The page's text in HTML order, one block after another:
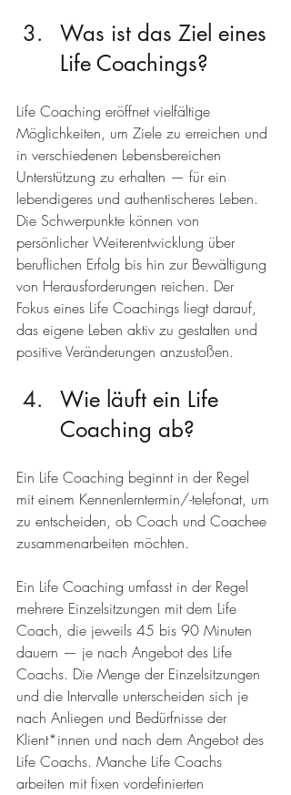
Was ist das Ziel eines
Life Coachings?
Life Coaching eröffnet vielfältige
Möglichkeiten, um Ziele zu erreichen und
in verschiedenen Lebensbereichen
Unterstützung zu erhalten — für ein
lebendigeres und authentischeres Leben.
Die Schwerpunkte können von
persönlicher Weiterentwicklung über
beruflichen Erfolg bis hin zur Bewältigung
von Herausforderungen reichen. Der
Fokus eines Life Coachings liegt darauf,
das eigene Leben aktiv zu gestalten und
positive Veränderungen anzustoßen.
Wie läuft ein Life
Coaching ab?
Ein Life Coaching beginnt in der Regel
mit einem Kennenlerntermin/-telefonat, um
zu entscheiden, ob Coach und Coachee
zusammenarbeiten möchten.
Ein Life Coaching umfasst in der Regel
mehrere Einzelsitzungen mit dem Life
Coach, die jeweils 45 bis 90 Minuten
dauern — je nach Angebot des Life
Coachs. Die Menge der Einzelsitzungen
und die Intervalle unterscheiden sich je
nach Anliegen und Bedürfnisse der
Klient*innen und nach dem Angebot des
Life Coachs. Manche Life Coachs
arbeiten mit fixen vordefinierten